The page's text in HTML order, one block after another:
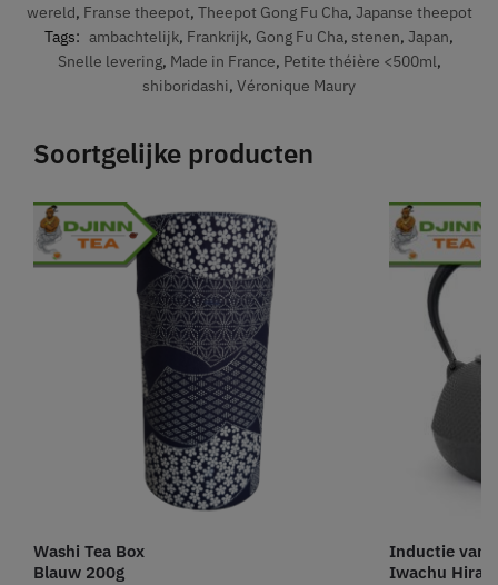
wereld, Franse theepot, Theepot Gong Fu Cha, Japanse theepot
Tags: ambachtelijk, Frankrijk, Gong Fu Cha, stenen, Japan,
Snelle levering, Made in France, Petite théière <500ml,
shiboridashi, Véronique Maury
Soortgelijke producten
Washi Tea Box
Blauw 200g
Inductie van
Iwachu